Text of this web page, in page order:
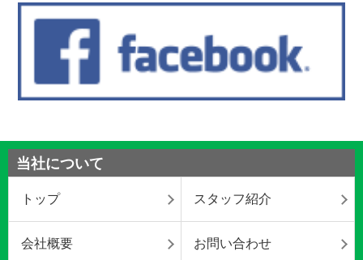
当社について
トップ スタッフ紹介
会社概要 お問い合わせ